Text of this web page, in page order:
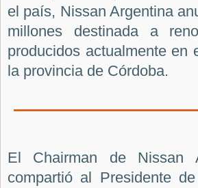
el país, Nissan Argentina
millones destinada a
producidos actualmente en
la provincia de Córdoba.
El Chairman de Nissan
compartió al Presidente